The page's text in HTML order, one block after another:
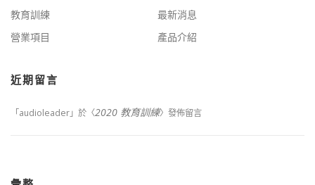
教育訓練
最新消息
營業項目
產品介紹
近期留言
「audioleader」於〈2020 教育訓練〉發佈留言